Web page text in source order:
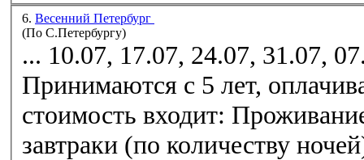
6. Весенний Петербург
(По С.Петербургу)
... 10.07, 17.07, 24.07, 31.07,
Принимаются с 5 лет,
стоимость входит:
завтраки (по количеству